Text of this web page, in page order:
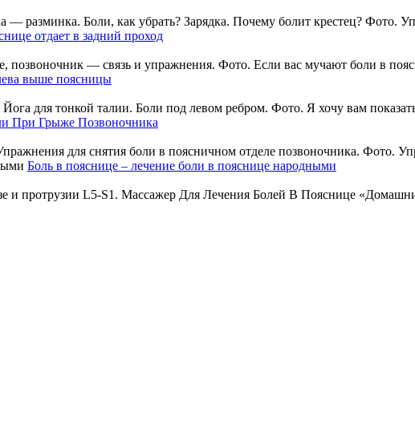
разминка. Боли, как убрать? Зарядка. Почему болит крестец? Фото.
отдает в задний проход
позвоночник — связь и упражнения. Фото. Если вас мучают боли в
выше поясницы
для тонкой талии. Боли под левом ребром. Фото. Я хочу вам
При Грыже Позвоночника
для снятия боли в поясничном отделе позвоночника. Фото.
Боль в пояснице – лечение боли в пояснице народными
и протрузии L5-S1. Массажер Для Лечения Болей В Пояснице